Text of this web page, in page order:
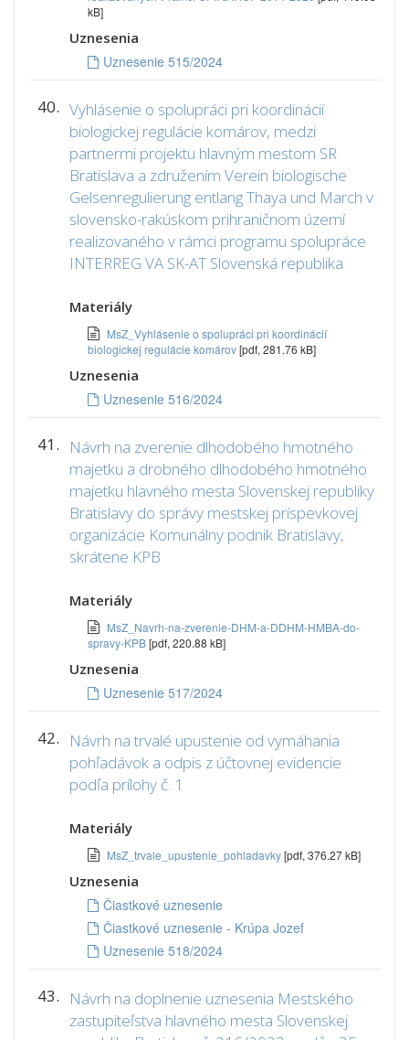
kB]
Uznesenia
Uznesenie 515/2024
40. Vyhlásenie o spolupráci pri koordinácií
biologickej regulácie komárov, medzi
partnermi projektu hlavným mestom SR
Bratislava a združením Verein biologische
Gelsenregulierung entlang Thaya und March v
slovensko-rakúskom prihraničnom území
realizovaného v rámci programu spolupráce
INTERREG VA SK-AT Slovenská republika
Materiály
MsZ_Vyhlásenie o spolupráci pri koordinácií
biologickej regulácie komárov[pdf, 281.76 kB]
Uznesenia
Uznesenie 516/2024
41.
Návrh na zverenie dlhodobého hmotného
majetku a drobného dlhodobého hmotného
majetku hlavného mesta Slovenskej republiky
Bratislavy do správy mestskej príspevkovej
organizácie Komunálny podnik Bratislavy,
skrátene KPB
Materiály
MsZ_Navrh-na-zverenie-DHM-a-DDHM-HMBA-do-
spravy-KPB[pdf, 220.88 kB]
Uznesenia
Uznesenie 517/2024
42.
Návrh na trvalé upustenie od vymáhania
pohľadávok a odpis z účtovnej evidencie
podľa prílohy č. 1
Materiály
MsZ_trvale_upustenie_pohladavky[pdf, 376.27 kB]
Uznesenia
Čiastkové uznesenie
Čiastkové uznesenie - Krúpa Jozef
Uznesenie 518/2024
43.
Návrh na doplnenie uznesenia Mestského
zastupiteľstva hlavného mesta Slovenskej